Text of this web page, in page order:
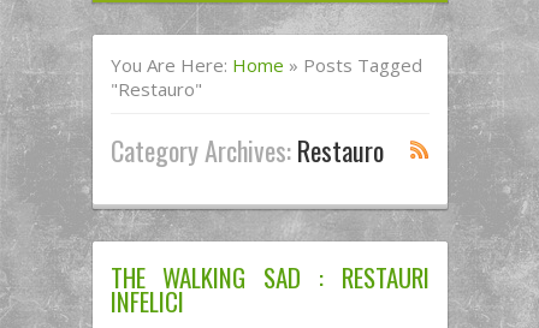
You Are Here: Home » Posts Tagged
"restauro"
Category Archives:Restauro
THE WALKING SAD : RESTAURI
INFELICI